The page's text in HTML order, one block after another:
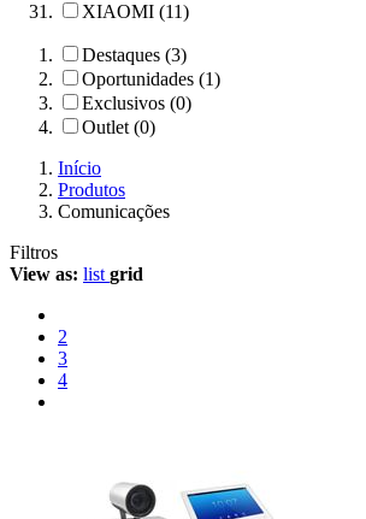
XIAOMI (11)
Destaques (3)
Oportunidades (1)
Exclusivos (0)
Outlet (0)
Início
Produtos
Comunicações
Filtros
View as: list grid
2
3
4